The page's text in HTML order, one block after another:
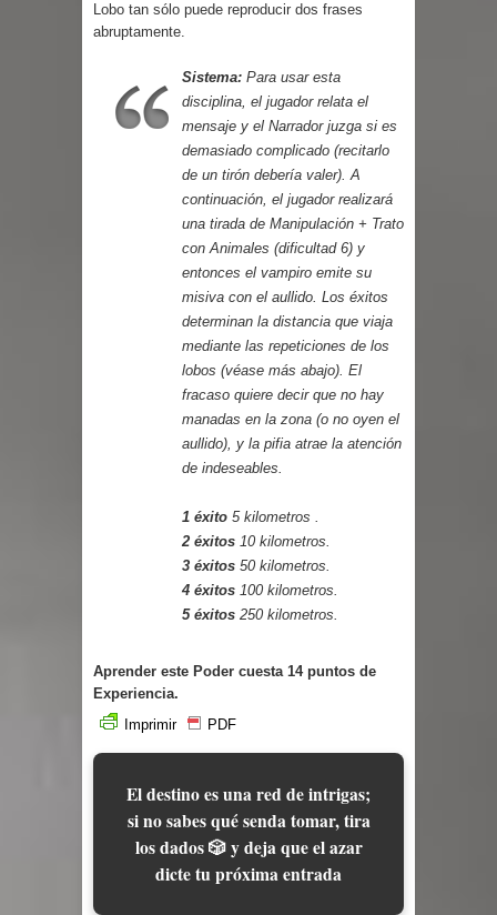
Lobo tan sólo puede reproducir dos frases
abruptamente.
Sistema: Para usar esta
disciplina, el jugador relata el
mensaje y el Narrador juzga si es
demasiado complicado (recitarlo
de un tirón debería valer). A
continuación, el jugador realizará
una tirada de Manipulación + Trato
con Animales (dificultad 6) y
entonces el vampiro emite su
misiva con el aullido. Los éxitos
determinan la distancia que viaja
mediante las repeticiones de los
lobos (véase más abajo). El
fracaso quiere decir que no hay
manadas en la zona (o no oyen el
aullido), y la pifia atrae la atención
de indeseables.
1 éxito 5 kilometros .
2 éxitos 10 kilometros.
3 éxitos 50 kilometros.
4 éxitos 100 kilometros.
5 éxitos 250 kilometros.
Aprender este Poder cuesta 14 puntos de
Experiencia.
Imprimir
PDF
El destino es una red de intrigas;
si no sabes qué senda tomar, tira
los dados 🎲 y deja que el azar
dicte tu próxima entrada